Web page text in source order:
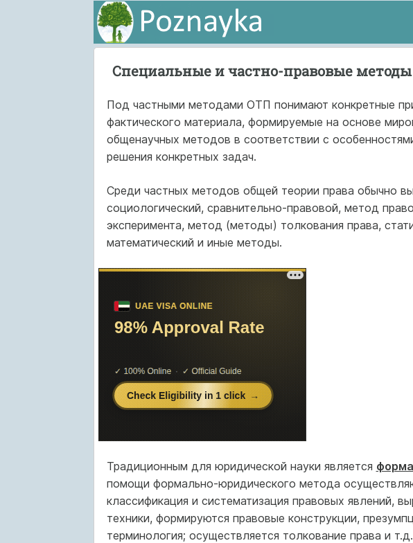
Специальные и частно-правовые
Под частными методами ОТП понимают конкретные
фактического материала, формируемые на основе
общенаучных методов в соответствии с
решения конкретных задач.
Среди частных методов общей теории права обычно
социологический, сравнительно-правовой, метод
эксперимента, метод (методы) толкования права,
математический и иные методы.
Традиционным для юридической науки является
помощи формально-юридического метода
классификация и систематизация правовых явлений,
техники, формируются правовые конструкции,
терминология; осуществляется толкование права и